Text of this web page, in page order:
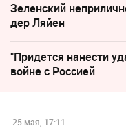
Зеленский
дер Ляйен
"Придется нанести
войне с Россией
25 мая, 17:11